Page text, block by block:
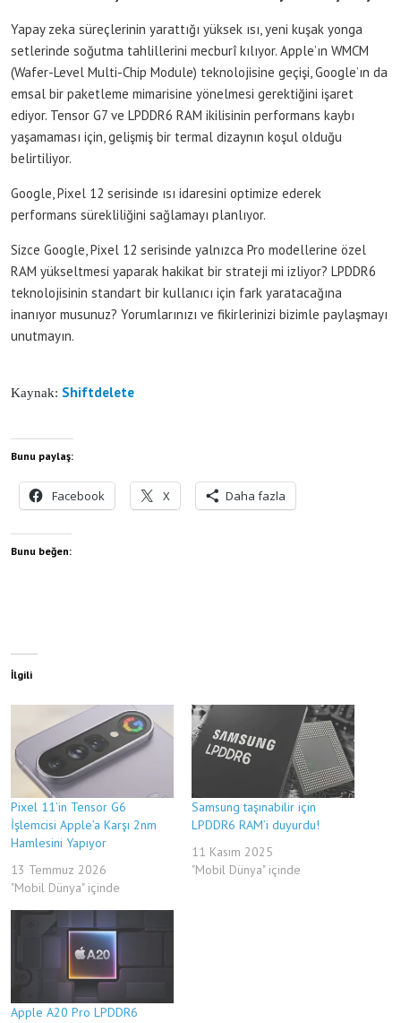
Yapay zeka süreçlerinin yarattığı yüksek ısı, yeni kuşak yonga
setlerinde soğutma tahlillerini mecburî kılıyor. Apple’ın WMCM
(Wafer-Level Multi-Chip Module) teknolojisine geçişi, Google’ın da
emsal bir paketleme mimarisine yönelmesi gerektiğini işaret
ediyor. Tensor G7 ve LPDDR6 RAM ikilisinin performans kaybı
yaşamaması için, gelişmiş bir termal dizaynın koşul olduğu
belirtiliyor.
Google, Pixel 12 serisinde ısı idaresini optimize ederek
performans sürekliliğini sağlamayı planlıyor.
Sizce Google, Pixel 12 serisinde yalnızca Pro modellerine özel
RAM yükseltmesi yaparak hakikat bir strateji mi izliyor? LPDDR6
teknolojisinin standart bir kullanıcı için fark yaratacağına
inanıyor musunuz? Yorumlarınızı ve fikirlerinizi bizimle paylaşmayı
unutmayın.
Kaynak: Shiftdelete
Bunu paylaş:
Facebook X Daha fazla
Bunu beğen:
İlgili
Pixel 11’in Tensor G6
İşlemcisi Apple’a Karşı 2nm
Hamlesini Yapıyor
13 Temmuz 2026
"Mobil Dünya" içinde
Samsung taşınabilir için
LPDDR6 RAM’i duyurdu!
11 Kasım 2025
"Mobil Dünya" içinde
Apple A20 Pro LPDDR6